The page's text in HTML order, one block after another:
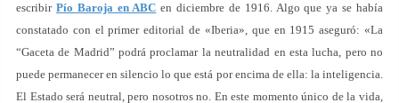
escribir Pío Baroja en ABC en diciembre de 1916. Algo que ya se había
constatado con el primer editorial de «Iberia», que en 1915 aseguró: «La
“Gaceta de Madrid” podrá proclamar la neutralidad en esta lucha, pero no
puede permanecer en silencio lo que está por encima de ella: la inteligencia.
El Estado será neutral, pero nosotros no. En este momento único de la vida,